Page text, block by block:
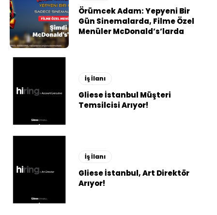
Örümcek Adam: Yepyeni Bir
Gün Sinemalarda, Filme Özel
Menüler McDonald’s’larda
İş İlanı
Gliese İstanbul Müşteri
Temsilcisi Arıyor!
İş İlanı
Gliese İstanbul, Art Direktör
Arıyor!